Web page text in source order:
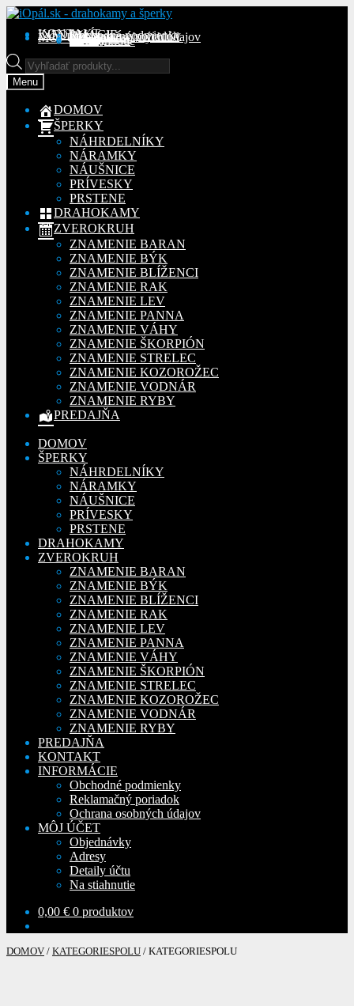
Preskočiť
navigáciu
Preskočiť
obsah
KONTAKT
INFORMÁCIE
Obchodné podmienky
Reklamačný poriadok
Ochrana osobných údajov
MÔJ ÚČETObjednávky
Adresy
Detaily účtu
Na stiahnutie
Products
search
Menu
DOMOV
ŠPERKY
NÁHRDELNÍKY
NÁRAMKY
NÁUŠNICE
PRÍVESKY
PRSTENE
DRAHOKAMY
ZVEROKRUH
ZNAMENIE BARAN
ZNAMENIE BÝK
ZNAMENIE BLÍŽENCI
ZNAMENIE RAK
ZNAMENIE LEV
ZNAMENIE PANNA
ZNAMENIE VÁHY
ZNAMENIE ŠKORPIÓN
ZNAMENIE STRELEC
ZNAMENIE KOZOROŽEC
ZNAMENIE VODNÁR
ZNAMENIE RYBY
PREDAJŇA
DOMOV
ŠPERKY
NÁHRDELNÍKY
NÁRAMKY
NÁUŠNICE
PRÍVESKY
PRSTENE
DRAHOKAMY
ZVEROKRUH
ZNAMENIE BARAN
ZNAMENIE BÝK
ZNAMENIE BLÍŽENCI
ZNAMENIE RAK
ZNAMENIE LEV
ZNAMENIE PANNA
ZNAMENIE VÁHY
ZNAMENIE ŠKORPIÓN
ZNAMENIE STRELEC
ZNAMENIE KOZOROŽEC
ZNAMENIE VODNÁR
ZNAMENIE RYBY
PREDAJŇA
KONTAKT
INFORMÁCIE
Obchodné podmienky
Reklamačný poriadok
Ochrana osobných údajov
MÔJ ÚČET
Objednávky
Adresy
Detaily účtu
Na stiahnutie
0,00 € 0 produktov
DOMOV / KATEGORIESPOLU / KATEGORIESPOLU